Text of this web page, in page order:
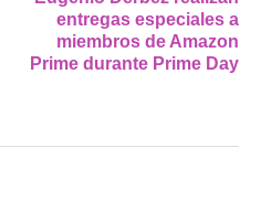
entregas especiales a
miembros de Amazon
Prime durante Prime Day